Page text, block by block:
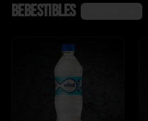
Bebestibles